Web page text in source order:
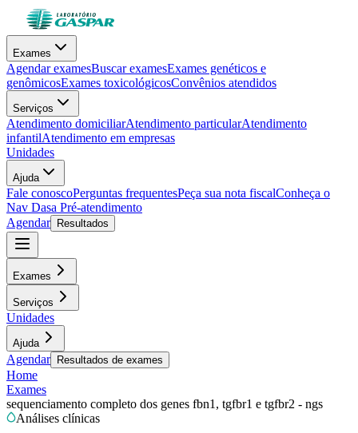
Exames
Agendar examesBuscar examesExames genéticos e
genômicosExames toxicológicosConvênios atendidos
Serviços
Atendimento domiciliarAtendimento particularAtendimento
infantilAtendimento em empresas
Unidades
Ajuda
Fale conoscoPerguntas frequentesPeça sua nota fiscalConheça o
Nav Dasa Pré-atendimento
Agendar
Resultados
Exames
Serviços
Unidades
Ajuda
Agendar Resultados de exames
Home
Exames
sequenciamento completo dos genes fbn1, tgfbr1 e tgfbr2 - ngs
Análises clínicas